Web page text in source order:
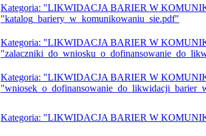
Kategoria: "LIKWIDACJA BARIER W
"katalog_bariery_w_komunikowaniu_sie.pdf"
Kategoria: "LIKWIDACJA BARIER W
Kategoria: "LIKWIDACJA BARIER W
Kategoria: "LIKWIDACJA BARIER W